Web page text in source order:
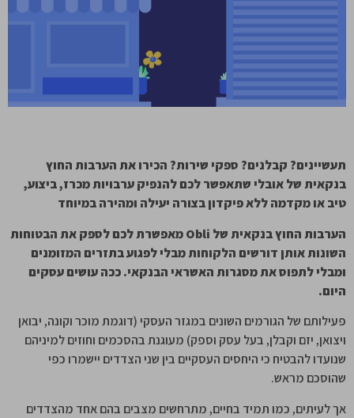
תעשיינים? קבלנים? ספקי שירות? הכירו את הערבות החוץ
בנקאית של אובלי שתאפשר לכם להנפיק ערבויות מכרז, ביצוע,
טיב או מקדמה ללא פיקדון בצורה יעילה ומהירה במיוחד
הערבות החוץ בנקאית של Obliמאפשרת לכם לספק את הבטוחות
השונות אותן דורשים הלקוחות מבלי לפגוע בתזרים המזומנים
ומבלי לתפוס את מסגרות האשראי הבנקאי. ככה עושים עסקים
היום.
פעילותם של הגורמים השונים במגזר העסקי (דוגמת מוכר וקונה, יבואן
ויצואן, יזם וקבלן, בעל עסק וספק) מעוגנת בהסכמים וחוזים למיניהם
שנועדו להבטיח כי היחסים העסקיים בין שני הצדדים יישמרו כפי
שהוסכם מראש.
אך לעיתים, כמו תמיד בחיים, מתרחשים מצבים בהם אחד מהצדדים